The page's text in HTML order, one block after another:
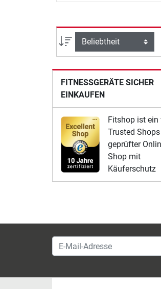
Sortierung
FITNESSGERÄTE SICHER
EINKAUFEN
Fitshop ist ein
Trusted Shops
geprüfter
Shop mit
Käuferschutz
E-Mail-Adresse